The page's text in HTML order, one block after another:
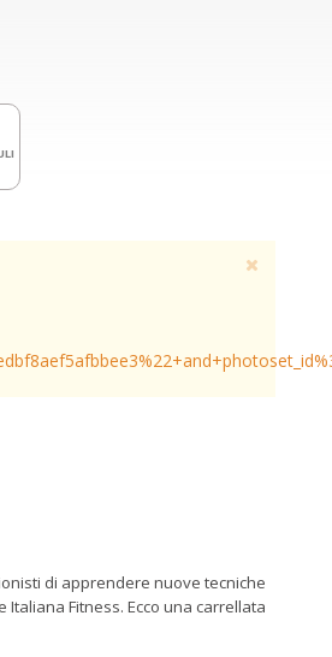
di apprendere nuove tecniche
Fitness. Ecco una carrellata